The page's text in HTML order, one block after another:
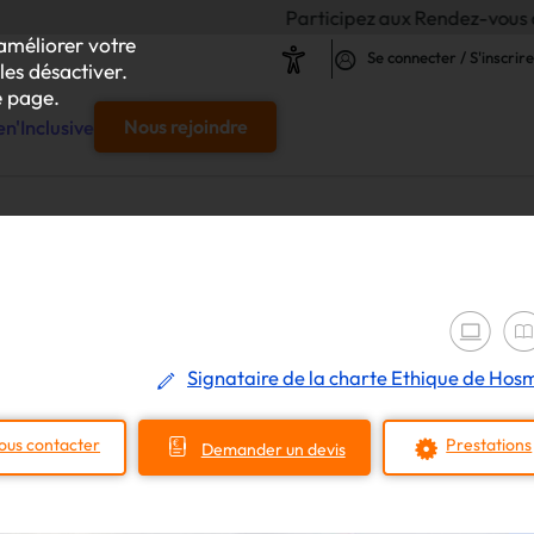
votre
désactiver.
page.
Participez aux Rendez-vous de
Se connecter / S'inscrire
chaque projet d'achat
Nous rejoindre
Signataire de la charte Ethique de
contacter Demander un devis Prestations